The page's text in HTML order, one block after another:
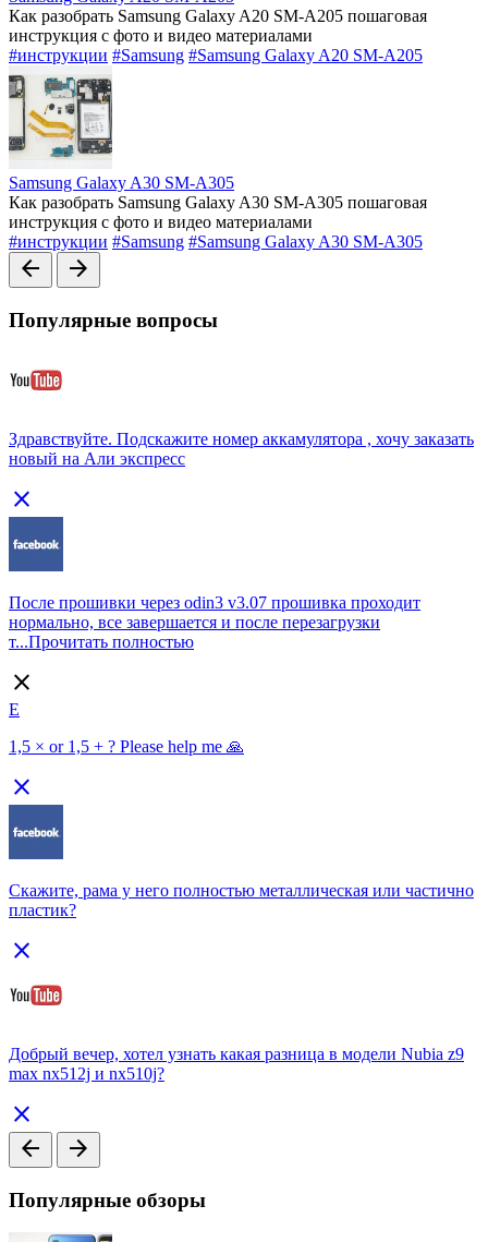
Как разобрать Samsung Galaxy A20 SM-A205 пошаговая
инструкция с фото и видео материалами
#инструкции #Samsung #Samsung Galaxy A20 SM-A205
Samsung Galaxy A30 SM-A305
Как разобрать Samsung Galaxy A30 SM-A305 пошаговая
инструкция с фото и видео материалами
#инструкции #Samsung #Samsung Galaxy A30 SM-A305
arrow_back arrow_forward
Популярные вопросы
Здравствуйте. Подскажите номер аккамулятора , хочу заказать
новый на Али экспресс
close
После прошивки через odin3 v3.07 прошивка проходит
нормально, все завершается и после перезагрузки
т...Прочитать полностью
close
E
1,5 × or 1,5 + ? Please help me 🙏
close
Скажите, рама у него полностью металлическая или частично
пластик?
close
Добрый вечер, хотел узнать какая разница в модели Nubia z9
max nx512j и nx510j?
close
arrow_back
arrow_forward
Популярные обзоры